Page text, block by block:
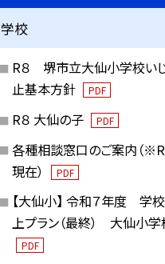
学校
R８ 堺市立大仙小学校い
止基本方針
PDF
R８ 大仙の子 PDF
各種相談窓口のご案内（
現在）
PDF
【大仙小】 令和７年度 学
上プラン（最終） 大仙小学
PDF